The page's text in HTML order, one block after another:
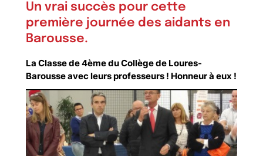
Un vrai succès pour cette
première journée des aidants en
Barousse.
La Classe de 4ème du Collège de Loures-
Barousse avec leurs professeurs ! Honneur à eux !